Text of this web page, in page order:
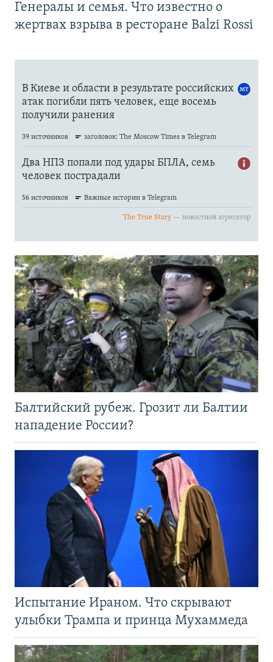
Генералы и семья. Что известно о
жертвах взрыва в ресторане Balzi Rossi
Балтийский рубеж. Грозит ли Балтии
нападение России?
Испытание Ираном. Что скрывают
улыбки Трампа и принца Мухаммеда